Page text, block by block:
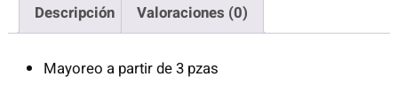
Descripción Valoraciones (0)
Mayoreo a partir de 3 pzas